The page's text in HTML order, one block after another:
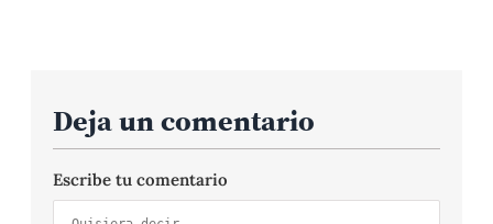
Deja un comentario
Escribe tu comentario